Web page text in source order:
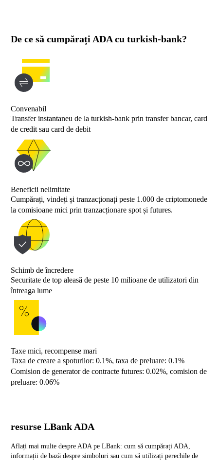
De ce să cumpărați ADA cu turkish-bank?
Convenabil
Transfer instantaneu de la turkish-bank prin transfer bancar, card
de credit sau card de debit
Beneficii nelimitate
Cumpărați, vindeți și tranzacționați peste 1.000 de criptomonede
la comisioane mici prin tranzacționare spot și futures.
Schimb de încredere
Securitate de top aleasă de peste 10 milioane de utilizatori din
întreaga lume
Taxe mici, recompense mari
Taxa de creare a spoturilor: 0.1%, taxa de preluare: 0.1%
Comision de generator de contracte futures: 0.02%, comision de
preluare: 0.06%
resurse LBank ADA
Aflați mai multe despre ADA pe LBank: cum să cumpărați ADA,
informații de bază despre simboluri sau cum să utilizați perechile de